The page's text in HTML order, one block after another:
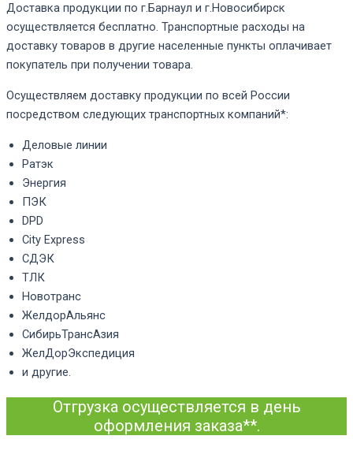
Доставка продукции по г.Барнаул и г.Новосибирск
осуществляется бесплатно. Транспортные расходы на
доставку товаров в другие населенные пункты оплачивает
покупатель при получении товара.
Осуществляем доставку продукции по всей России
посредством следующих транспортных компаний*:
Деловые линии
Ратэк
Энергия
ПЭК
DPD
City Express
СДЭК
ТЛК
Новотранс
ЖелдорАльянс
СибирьТрансАзия
ЖелДорЭкспедиция
и другие.
Отгрузка осуществляется в день
оформления заказа**.